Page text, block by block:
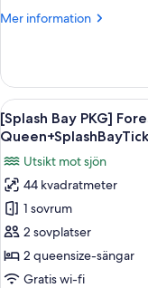
Deluxe
Splash
Bay
Ticket,
4Pax(Usage:
Check-
in
DayOnly)
Mer information
Mer
Bay
PKG]
Forest
Tower
Deluxe
King
+
Splash
Bay
4Pax(Usage:
Check-
Öppna
alla
för
[Splash
Bay
PKG]
Forest
Tower
5
[Splash Bay PKG]
Utsikt mot sjön
44 kvadratmeter
1 sovrum
2 sovplatser
2 queensize-sängar
Gratis wi-fi